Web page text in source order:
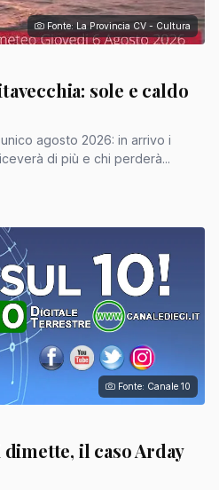
Fonte: La Provincia CV - Cultura
sole e caldo
agosto 2026: in arrivo i
di più e chi perderà...
Fonte: Canale 10
il caso Arday